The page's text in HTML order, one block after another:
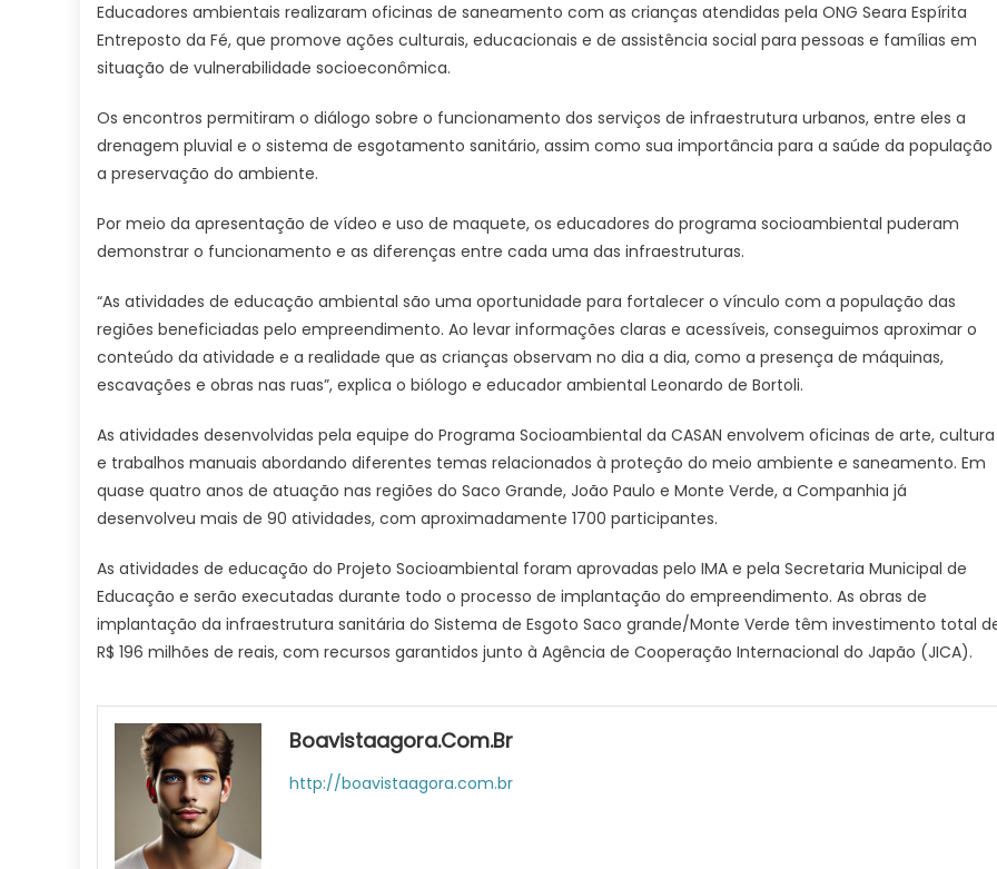
Monte
Verde
Educadores ambientais realizaram oficinas de saneamento com as crianças atendidas pela ONG Seara Espírita
Entreposto da Fé, que promove ações culturais, educacionais e de assistência social para pessoas e famílias em
situação de vulnerabilidade socioeconômica.
Os encontros permitiram o diálogo sobre o funcionamento dos serviços de infraestrutura urbanos, entre eles a
drenagem pluvial e o sistema de esgotamento sanitário, assim como sua importância para a saúde da população
a preservação do ambiente.
Por meio da apresentação de vídeo e uso de maquete, os educadores do programa socioambiental puderam
demonstrar o funcionamento e as diferenças entre cada uma das infraestruturas.
“As atividades de educação ambiental são uma oportunidade para fortalecer o vínculo com a população das
regiões beneficiadas pelo empreendimento. Ao levar informações claras e acessíveis, conseguimos aproximar o
conteúdo da atividade e a realidade que as crianças observam no dia a dia, como a presença de máquinas,
escavações e obras nas ruas”, explica o biólogo e educador ambiental Leonardo de Bortoli.
As atividades desenvolvidas pela equipe do Programa Socioambiental da CASAN envolvem oficinas de arte, cultura
e trabalhos manuais abordando diferentes temas relacionados à proteção do meio ambiente e saneamento. Em
quase quatro anos de atuação nas regiões do Saco Grande, João Paulo e Monte Verde, a Companhia já
desenvolveu mais de 90 atividades, com aproximadamente 1700 participantes.
As atividades de educação do Projeto Socioambiental foram aprovadas pelo IMA e pela Secretaria Municipal de
Educação e serão executadas durante todo o processo de implantação do empreendimento. As obras de
implantação da infraestrutura sanitária do Sistema de Esgoto Saco grande/Monte Verde têm investimento total
R$ 196 milhões de reais, com recursos garantidos junto à Agência de Cooperação Internacional do Japão (JICA).
Boavistaagora.com.br
http://boavistaagora.com.br